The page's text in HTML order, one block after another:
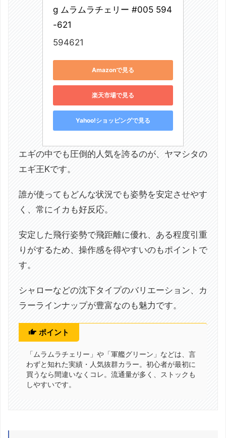
g ムラムラチェリー #005 594
-621
594621
Amazonで見る
楽天市場で見る
Yahoo!ショッピングで見る
エギの中でも圧倒的人気を誇るのが、ヤマシタの
エギ王Kです。
誰が使ってもどんな状況でも姿勢を安定させやす
く、常にイカも好反応。
安定した飛行姿勢で飛距離に優れ、ある程度引重
りがするため、操作感を得やすいのもポイントで
す。
シャローなどの沈下タイプのバリエーション、カ
ラーラインナップが豊富なのも魅力です。
ポイント
「ムラムラチェリー」や「軍艦グリーン」などは、言
わずと知れた実績・人気抜群カラー。初心者が最初に
買うなら間違いなくコレ。流通量が多く、ストックも
しやすいです。